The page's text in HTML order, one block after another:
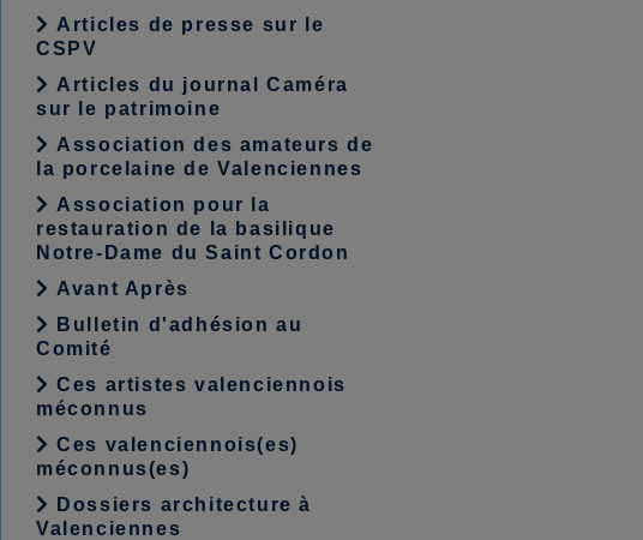
Articles de presse sur le
CSPV
Articles du journal Caméra
sur le patrimoine
Association des amateurs de
la porcelaine de Valenciennes
Association pour la
restauration de la basilique
Notre-Dame du Saint Cordon
Avant Après
Bulletin d'adhésion au
Comité
Ces artistes valenciennois
méconnus
Ces valenciennois(es)
méconnus(es)
Dossiers architecture à
Valenciennes